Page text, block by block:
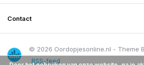
Contact
© 2026 Oordopjesonline.nl - Theme
RSS-feed